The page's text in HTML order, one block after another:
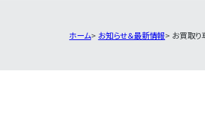
ホーム お知らせ＆最新情報 お買取り